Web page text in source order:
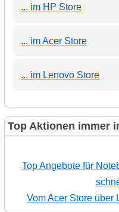
... im HP Store
... im Acer Store
... im Lenovo Store
Top Aktionen immer
Top Angebote für
Vom Acer Store über